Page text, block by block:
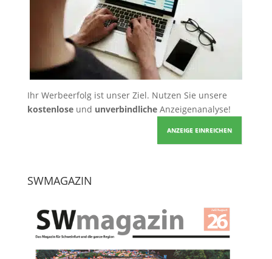
Ihr Werbeerfolg ist unser Ziel. Nutzen Sie unsere
kostenloseund unverbindlicheAnzeigenanalyse!
ANZEIGE EINREICHEN
SWMAGAZIN